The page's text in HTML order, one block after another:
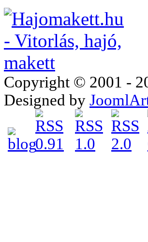
Copyright © 2001 -
Designed by